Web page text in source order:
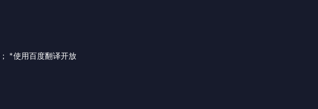
； *使用百度翻译开放